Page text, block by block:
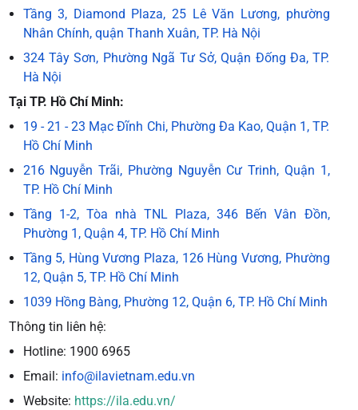
Tầng 3, Diamond Plaza, 25 Lê Văn Lương, phường
Nhân Chính, quận Thanh Xuân, TP. Hà Nội
324 Tây Sơn, Phường Ngã Tư Sở, Quận Đống Đa, TP.
Hà Nội
Tại TP. Hồ Chí Minh:
19 - 21 - 23 Mạc Đĩnh Chi, Phường Đa Kao, Quận 1, TP.
Hồ Chí Minh
216 Nguyễn Trãi, Phường Nguyễn Cư Trinh, Quận 1,
TP. Hồ Chí Minh
Tầng 1-2, Tòa nhà TNL Plaza, 346 Bến Vân Đồn,
Phường 1, Quận 4, TP. Hồ Chí Minh
Tầng 5, Hùng Vương Plaza, 126 Hùng Vương, Phường
12, Quận 5, TP. Hồ Chí Minh
1039 Hồng Bàng, Phường 12, Quận 6, TP. Hồ Chí Minh
Thông tin liên hệ:
Hotline: 1900 6965
Email: info@ilavietnam.edu.vn
Website: https://ila.edu.vn/